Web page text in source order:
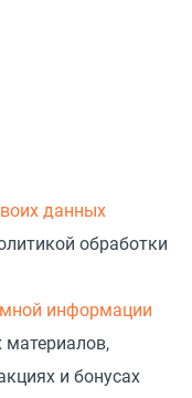
данных
обработки
информации
материалов,
и бонусах